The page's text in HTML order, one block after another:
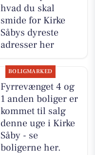
hvad du skal
smide for Kirke
Såbys dyreste
adresser her
BOLIGMARKED
Fyrrevænget 4 og
1 anden boliger er
kommet til salg
denne uge i Kirke
Såby - se
boligerne her.